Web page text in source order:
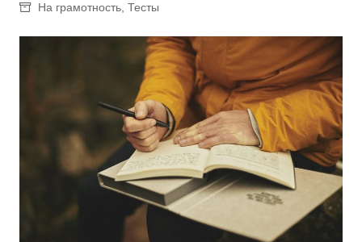
На грамотность, Тесты